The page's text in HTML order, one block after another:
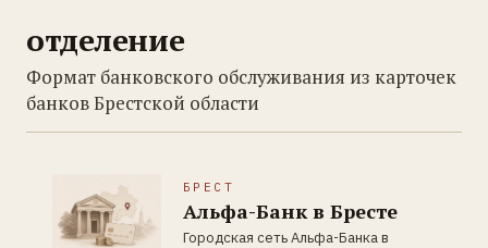
отделение
Формат банковского обслуживания из карточек
банков Брестской области
БРЕСТ
Альфа-Банк в Бресте
Городская сеть Альфа-Банка в